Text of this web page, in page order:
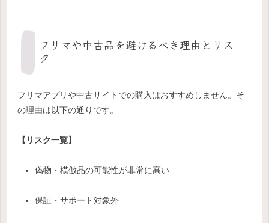
フリマや中古品を避けるべき理由とリス
ク
フリマアプリや中古サイトでの購入はおすすめしません。そ
の理由は以下の通りです。
【リスク一覧】
偽物・模倣品の可能性が非常に高い
保証・サポート対象外